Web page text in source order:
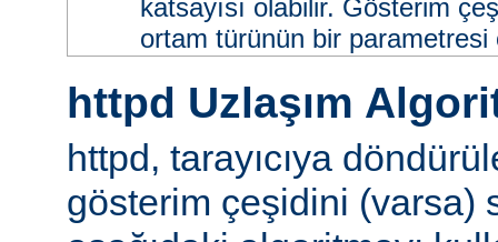
katsayısı olabilir. Gösterim
ortam türünün bir parametresi
httpd Uzlaşım
httpd, tarayıcıya
gösterim çeşidini (varsa)